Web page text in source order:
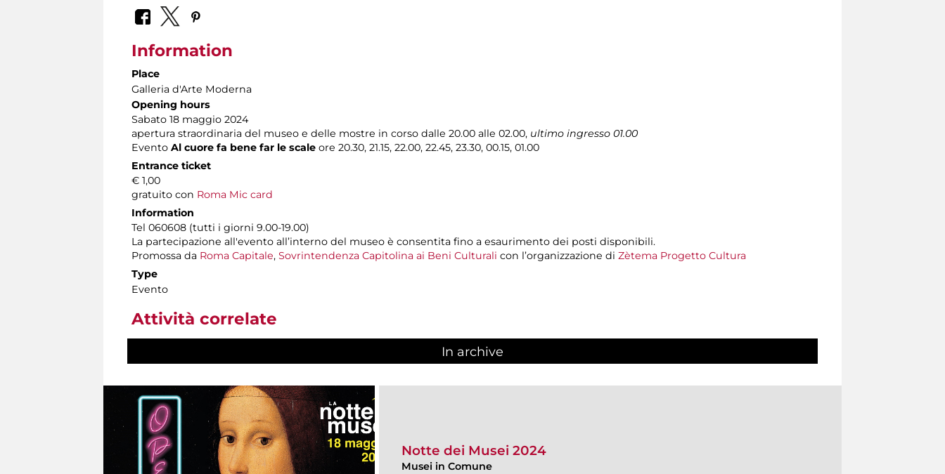
Information
Place
Galleria d'Arte Moderna
Opening hours
Sabato 18 maggio 2024
apertura straordinaria del museo e delle mostre in corso dalle 20.00 alle 02.00, ultimo ingresso 01.00
Evento Al cuore fa bene far le scale ore 20.30, 21.15, 22.00, 22.45, 23.30, 00.15, 01.00
Entrance ticket
€ 1,00
gratuito con Roma Mic card
Information
Tel 060608 (tutti i giorni 9.00-19.00)
La partecipazione all'evento all’interno del museo è consentita fino a esaurimento dei posti disponibili.
Promossa da Roma Capitale, Sovrintendenza Capitolina ai Beni Culturali con l’organizzazione di Zètema Progetto Cultura
Type
Evento
Attività correlate
In archive
Notte dei Musei 2024
Musei in Comune